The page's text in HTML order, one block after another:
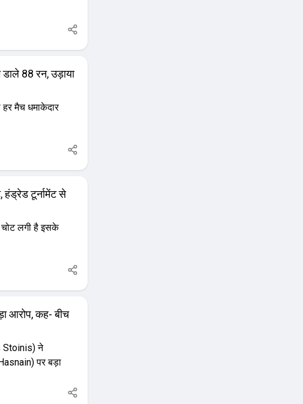
88 रन, उड़ाया
मैच धमाकेदार
हंड्रेड टूर्नामेंट से
चोट लगी है इसके
आरोप, कह- बीच
Stoinis) ने
पर बड़ा